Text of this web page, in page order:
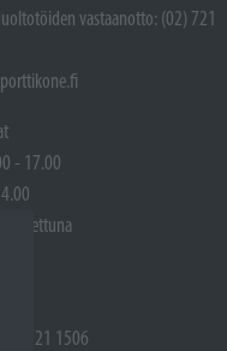
vastaanotto: (02) 721
- 17.00
suljettuna
(02) 721 1506